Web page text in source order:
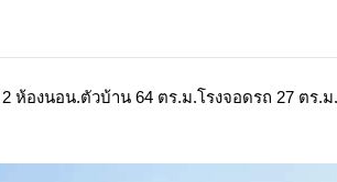
ห้องนอน.ตัวบ้าน 64 ตร.ม.โรงจอดรถ 27 ตร.